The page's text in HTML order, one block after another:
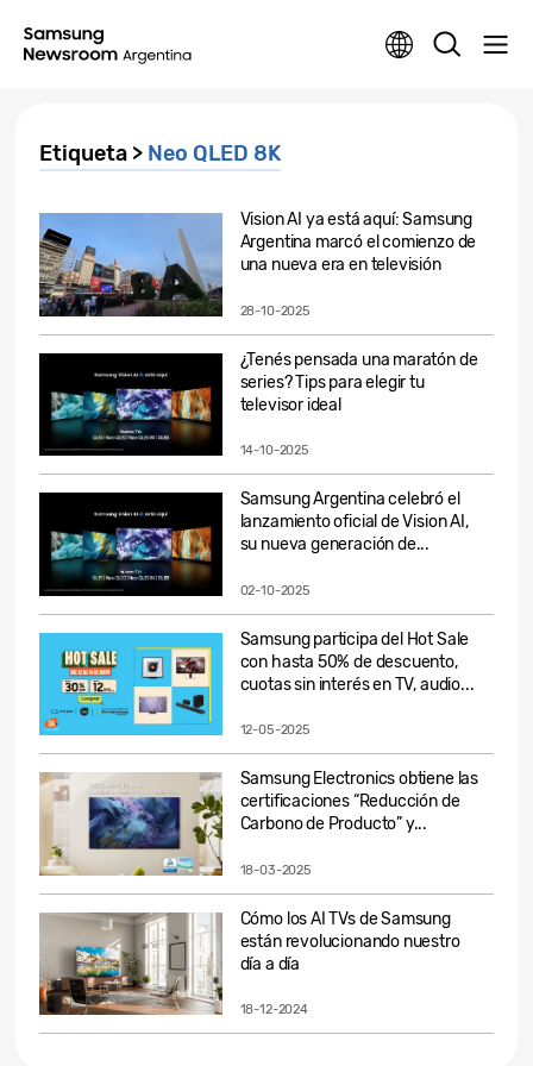
Etiqueta > Neo QLED 8K
Vision AI ya está aquí: Samsung
Argentina marcó el comienzo de
una nueva era en televisión
28-10-2025
¿Tenés pensada una maratón de
series? Tips para elegir tu
televisor ideal
14-10-2025
Samsung Argentina celebró el
lanzamiento oficial de Vision AI,
su nueva generación de...
02-10-2025
Samsung participa del Hot Sale
con hasta 50% de descuento,
cuotas sin interés en TV, audio...
12-05-2025
Samsung Electronics obtiene las
certificaciones “Reducción de
Carbono de Producto” y...
18-03-2025
Cómo los AI TVs de Samsung
están revolucionando nuestro
día a día
18-12-2024